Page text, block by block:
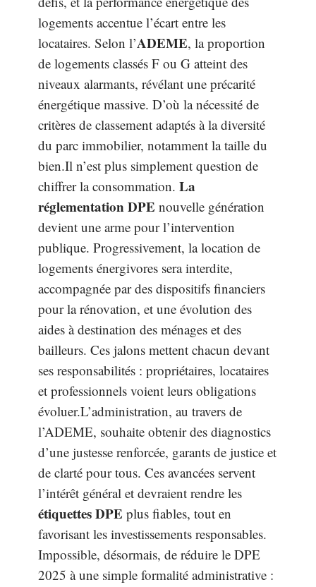
logements accentue l’écart entre les
locataires. Selon l’ADEME, la proportion
de logements classés F ou G atteint des
niveaux alarmants, révélant une précarité
énergétique massive. D’où la nécessité de
critères de classement adaptés à la diversité
du parc immobilier, notamment la taille du
bien.Il n’est plus simplement question de
chiffrer la consommation. La
réglementation DPE nouvelle génération
devient une arme pour l’intervention
publique. Progressivement, la location de
logements énergivores sera interdite,
accompagnée par des dispositifs financiers
pour la rénovation, et une évolution des
aides à destination des ménages et des
bailleurs. Ces jalons mettent chacun devant
ses responsabilités : propriétaires, locataires
et professionnels voient leurs obligations
évoluer.L’administration, au travers de
l’ADEME, souhaite obtenir des diagnostics
d’une justesse renforcée, garants de justice et
de clarté pour tous. Ces avancées servent
l’intérêt général et devraient rendre les
étiquettes DPE plus fiables, tout en
favorisant les investissements responsables.
Impossible, désormais, de réduire le DPE
2025 à une simple formalité administrative :